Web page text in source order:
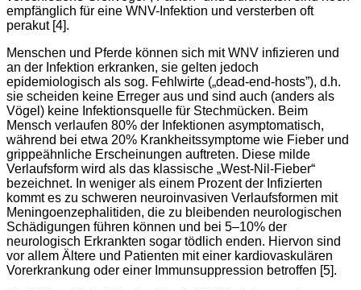
empfänglich für eine WNV-Infektion und versterben oft
perakut [4].
Menschen und Pferde können sich mit WNV infizieren und
an der Infektion erkranken, sie gelten jedoch
epidemiologisch als sog. Fehlwirte („dead-end-hosts”), d.h.
sie scheiden keine Erreger aus und sind auch (anders als
Vögel) keine Infektionsquelle für Stechmücken. Beim
Mensch verlaufen 80% der Infektionen asymptomatisch,
während bei etwa 20% Krankheitssymptome wie Fieber und
grippeähnliche Erscheinungen auftreten. Diese milde
Verlaufsform wird als das klassische „West-Nil-Fieber“
bezeichnet. In weniger als einem Prozent der Infizierten
kommt es zu schweren neuroinvasiven Verlaufsformen mit
Meningoenzephalitiden, die zu bleibenden neurologischen
Schädigungen führen können und bei 5–10% der
neurologisch Erkrankten sogar tödlich enden. Hiervon sind
vor allem Ältere und Patienten mit einer kardiovaskulären
Vorerkrankung oder einer Immunsuppression betroffen [5].